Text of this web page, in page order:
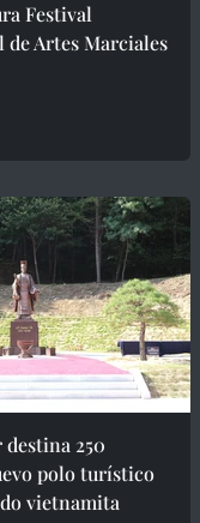
Festival
Artes Marciales
destina 250
polo turístico
vietnamita